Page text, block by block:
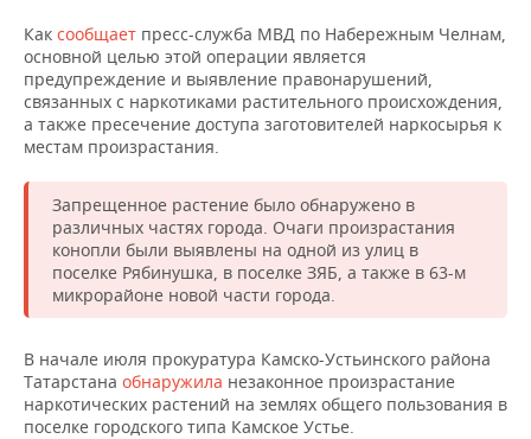
КИБЕРСПОРТ
ФИГУРНОЕ КАТАНИЕ
ВОДНЫЕ ВИДЫ СПОРТА
ХОККЕЙ С МЯЧОМ
КУЛЬТУРА
МЕДИЦИНА
ОБРАЗОВАНИЕ
ПРОИСШЕСТВИЯ
СПИСОК КОМПАНИЙ
Как сообщает пресс-служба МВД по Набережным Челнам,
основной целью этой операции является
предупреждение и выявление правонарушений,
связанных с наркотиками растительного происхождения,
а также пресечение доступа заготовителей наркосырья к
местам произрастания.
Запрещенное растение было обнаружено в
различных частях города. Очаги произрастания
конопли были выявлены на одной из улиц в
поселке Рябинушка, в поселке ЗЯБ, а также в 63-м
микрорайоне новой части города.
В начале июля прокуратура Камско-Устьинского района
Татарстана обнаружила незаконное произрастание
наркотических растений на землях общего пользования в
поселке городского типа Камское Устье.